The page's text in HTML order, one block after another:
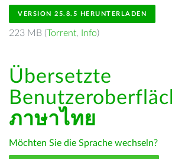
VERSION 25.8.5 HERUNTERLADEN
223 MB (Torrent, Info)
Übersetzte
ภาษาไทย
Möchten Sie die Sprache wechseln?